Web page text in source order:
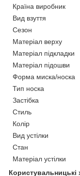
Країна виробник
Вид взуття
Сезон
Матеріал верху
Матеріал підкладки
Матеріал підошви
Форма миска/носка
Тип носка
Застібка
Стиль
Колір
Вид устілки
Стан
Матеріал устілки
Користувальницькі